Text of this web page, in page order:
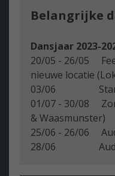
Belangrijke
Dansjaar 2023-
20/05 - 26/05
nieuwe locatie
03/06 Start
01/07 - 30/08
& Waasmunster)
25/06 - 26/06
28/06